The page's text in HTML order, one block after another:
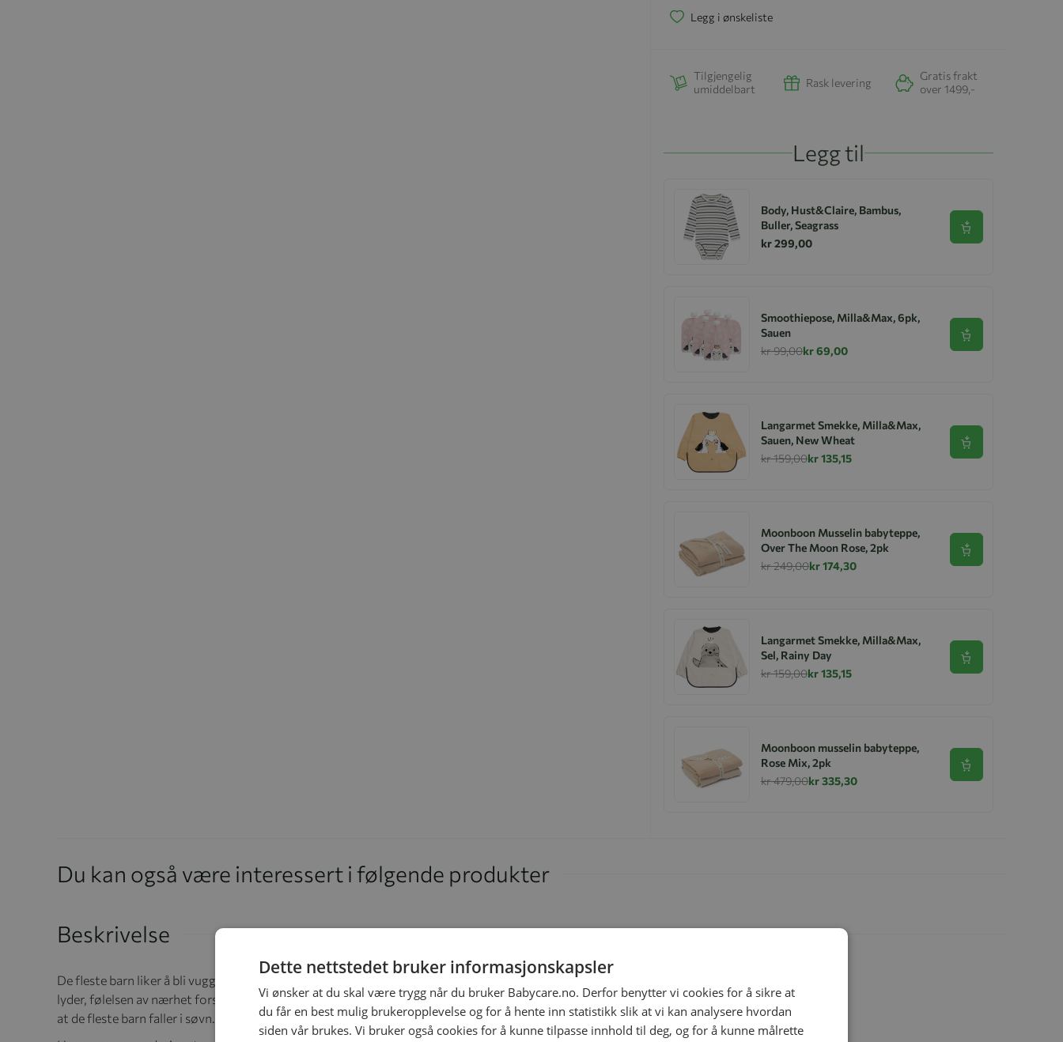
Legg i ønskeliste
Tilgjengelig
umiddelbart
Rask levering
Gratis frakt
over 1499,-
Legg til
Body, Hust&Claire, Bambus,
Buller, Seagrass
kr 299,00
Se produkt
Smoothiepose, Milla&Max, 6pk,
Sauen
kr 99,00kr 69,00
Se produkt
Langarmet Smekke, Milla&Max,
Sauen, New Wheat
kr 159,00kr 135,15
Se produkt
Moonboon Musselin babyteppe,
Over The Moon Rose, 2pk
kr 249,00kr 174,30
Se produkt
Langarmet Smekke, Milla&Max,
Sel, Rainy Day
kr 159,00kr 135,15
Se produkt
Moonboon musselin babyteppe,
Rose Mix, 2pk
kr 479,00kr 335,30
Se produkt
Beskrivelse
De fleste barn liker å bli vugget, og spesielt nyfødte sovner lett i en hengevugge. Det myke stoffet demper
lyder, følelsen av nærhet forsterkes, og gyngebevegelsene minner barnet om tiden inne i mors mage. Dette gjør
at de fleste barn faller i søvn.
Du kan også være interessert i følgende produkter
Dette nettstedet bruker informasjonskapsler
Vi ønsker at du skal være trygg når du bruker Babycare.no. Derfor benytter vi cookies for å sikre at
du får en best mulig brukeropplevelse og for å hente inn statistikk slik at vi kan analysere hvordan
siden vår brukes. Vi bruker også cookies for å kunne tilpasse innhold til deg, og for å kunne målrette